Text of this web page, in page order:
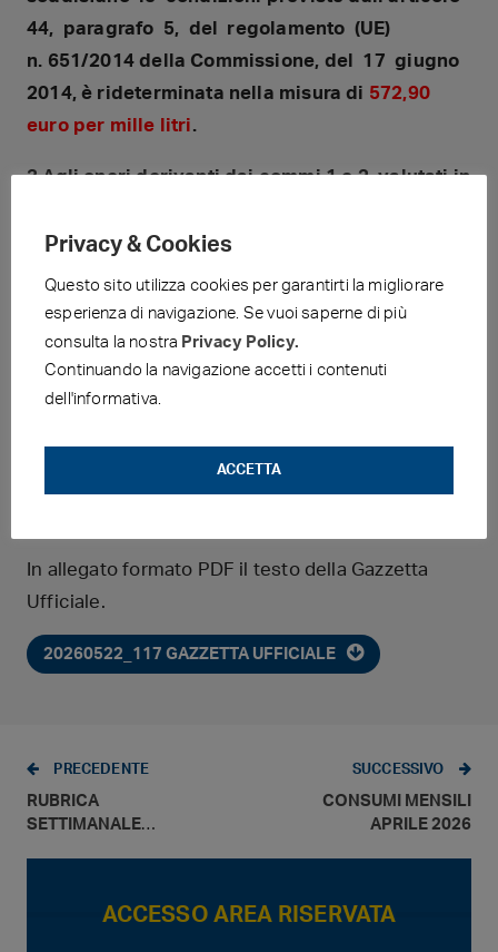
44, paragrafo 5, del regolamento (UE)
n. 651/2014 della Commissione, del 17 giugno
2014, è rideterminata nella misura di 572,90
euro per mille litri.
3.Agli oneri derivanti dai commi 1 e 2, valutati in
milioni per l’anno 2028 si provvede ai sensi
Rimangono, pertanto, invariate le accise sulla
benzina e sul gpl – come già fissate dal Decreto
Legge 30 aprile 2026, n. 63 e vigenti dal 2
In allegato formato PDF il testo della Gazzetta
Ufficiale.
20260522_117 GAZZETTA UFFICIALE
PRECEDENTE
RUBRICA
SETTIMANALE
SUCCESSIVO
CONSUMI MENSILI
APRILE 2026
ACCESSO AREA RISERVATA
Privacy & Cookies
Questo sito utilizza cookies per garantirti la migliorare
esperienza di navigazione. Se vuoi saperne di più
consulta la nostra Privacy Policy.
Continuando la navigazione accetti i contenuti
dell'informativa.
ACCETTA